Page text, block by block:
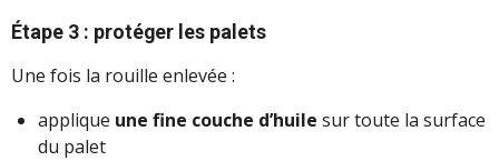
Étape 3 : protéger les palets
Une fois la rouille enlevée :
applique une fine couche d’huile sur toute la surface
du palet